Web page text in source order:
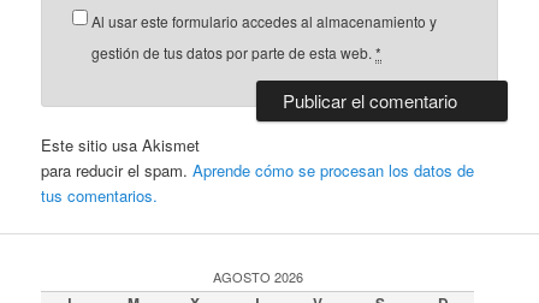
Al usar este formulario accedes al almacenamiento y
gestión de tus datos por parte de esta web.*
Este sitio usa Akismet
para reducir el spam.Aprende cómo se procesan los datos de
tus comentarios.
AGOSTO 2026